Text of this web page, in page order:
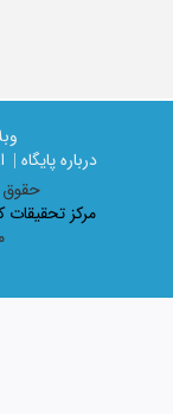
درباره پایگاه |
حقوق
مرکز تحقیقات